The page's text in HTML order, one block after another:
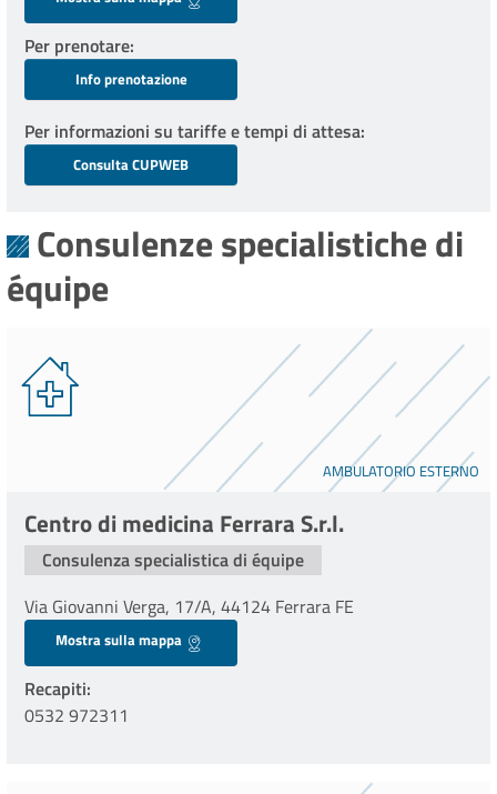
Per prenotare
Info prenotazione
Per informazioni su tariffe e tempi di attesa
Consulta CUPWEB
Consulenze specialistiche di
équipe
AMBULATORIO ESTERNO
Centro di medicina Ferrara S.r.l.
Consulenza specialistica di équipe
Via Giovanni Verga, 17/A, 44124 Ferrara FE
Mostra sulla mappa
Recapiti
0532 972311